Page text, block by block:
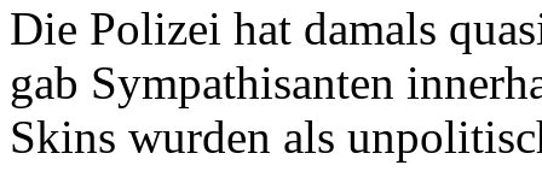
Die Polizei hat damals
gab Sympathisanten
Skins wurden als